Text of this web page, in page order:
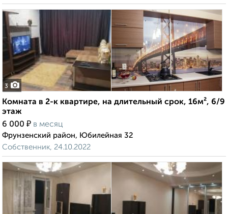
3
Комната в 2-к квартире, на длительный срок, 16м², 6/9
этаж
6 000 ₽ в месяц
Фрунзенский район, Юбилейная 32
Собственник, 24.10.2022